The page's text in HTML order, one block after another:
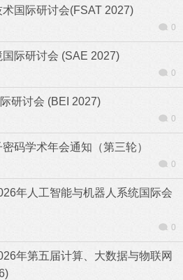
国际研讨会(FSAT 2027)
0
际研讨会 (SAE 2027)
0
研讨会 (BEI 2027)
0
码学术年会通知（第三轮）
0
年人工智能与机器人系统国际会
0
年第五届计算、大数据与物联网